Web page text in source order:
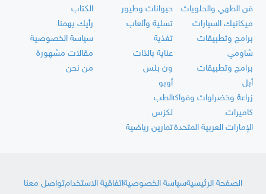
فن الطهي والحلويات
حيوانات وطيور
ميكانيك السيارات
تسلية وألعاب
برامج وتطبيقات
تغذية
شاومي
عناية بالذات
برامج وتطبيقات
ون بلس
أبل
أوبو
زراعة وخضراوات وفواكهالطب
كاميرات
لكزس
الإمارات العربية المتحدةتمارين رياضية
الكتاب
رأيك يهمنا
سياسة الخصوصية
مقالات مشهورة
من نحن
الصفحة الرئيسيةسياسة الخصوصيةاتفاقية الاستخدامتواصل معنا